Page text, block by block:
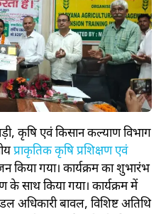
कृषि एवं किसान कल्याण विभाग
प्राकृतिक कृषि प्रशिक्षण एवं
किया गया। कार्यक्रम का शुभारंभ
के साथ किया गया। कार्यक्रम में
अधिकारी बावल, विशिष्ट अतिथि